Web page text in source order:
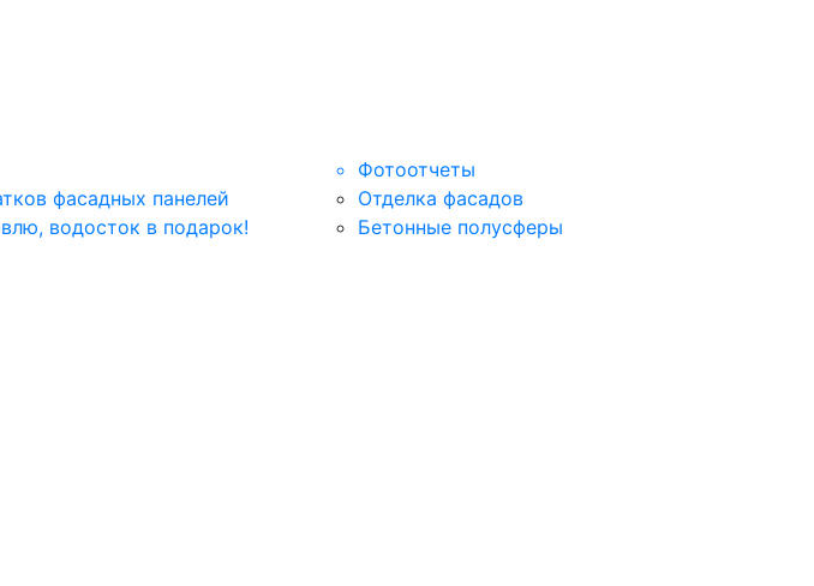
фасадных панелей
водосток в подарок!
Фотоотчеты
Отделка фасадов
Бетонные полусферы